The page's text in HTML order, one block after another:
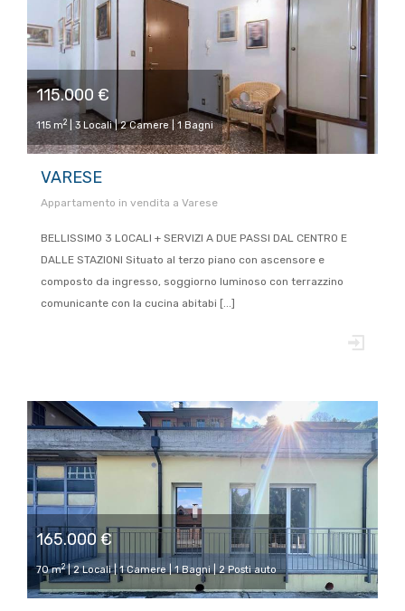
115.000 €
115 m2 | 3 Locali | 2 Camere | 1 Bagni
VARESE
Appartamento in vendita a Varese
BELLISSIMO 3 LOCALI + SERVIZI A DUE PASSI DAL CENTRO E
DALLE STAZIONI Situato al terzo piano con ascensore e
composto da ingresso, soggiorno luminoso con terrazzino
comunicante con la cucina abitabi [...]
165.000 €
70 m2| 2 Locali | 1 Camere | 1 Bagni | 2 Posti auto